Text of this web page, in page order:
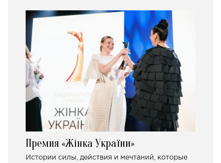
Премия «Жінка України»
Истории силы, действия и мечтаний, которые